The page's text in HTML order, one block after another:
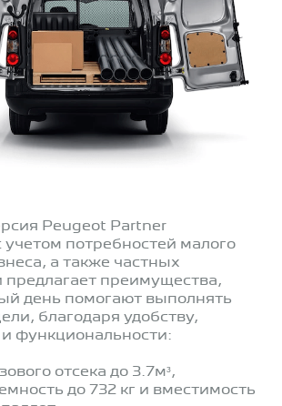
Peugeot Partner
учетом потребностей малого
а также частных
предлагает преимущества,
день помогают выполнять
благодаря удобству,
и функциональности:
отсека до 3.7м³,
до 732 кг и вместимость